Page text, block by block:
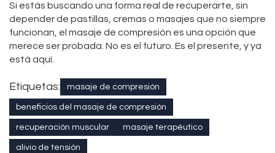
Si estás buscando una forma real de recuperarte, sin
depender de pastillas, cremas o masajes que no siempre
funcionan, el masaje de compresión es una opción que
merece ser probada. No es el futuro. Es el presente, y ya
está aquí.
Etiquetas: masaje de compresión
beneficios del masaje de compresión
recuperación muscular masaje terapéutico
alivio de tensión